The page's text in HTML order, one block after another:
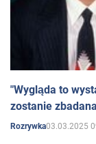
"Wygląda to
zostanie zbadana
Rozrywka03.03.2025